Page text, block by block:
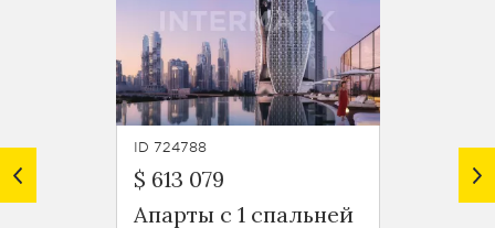
ID 724788
$ 613 079
Апарты с 1 спальней
ID
$ 599